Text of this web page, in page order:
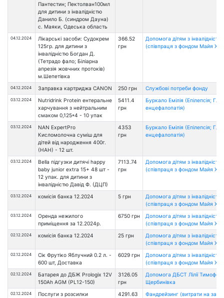
Пантестин; Пектолван100мл
для дитини з інвалідністю
Данило Б. (синдром Дауна)
с. Маяки, Одеська область
04.12.2024
Лікарські засоби: Судокрем
125гр. для дитини з
інвалідністю Богдан Д.
(Тетрадо фало; Біліарна
апрезія жовчних протоків)
м.Шепетівка
366.52
грн
Допомога дітям з інвалідністю
(співпраця з фондом Майя
04.12.2024 Заправка картриджа CANON 250 грн Службові потреби фонду
03.12.2024
Nutridrink Protein ентеральне
харчування з нейтральним
смаком 0,125*4 - 10 упак
5411.4
грн
Буркало Емілія (Епілепсія;
енцефалопатія)
03.12.2024
NAN ExpertPro
Кисломолочна суміш для
дітей від народження 400г.
(НАН) - 12 шт.
4353
грн
Буркало Емілія (Епілепсія;
енцефалопатія)
03.12.2024
Bella підгузки дитячі happy
baby junior extra 15+ 48 шт -
12 упак. для дитини з
інвалідністю Давід Ф. (ДЦП)
7113.74
грн
Допомога дітям з інвалідністю
(співпраця з фондом Майя
03.12.2024 комісія банка 12.2024 5 грн
Допомога дітям з інвалідністю
(співпраця з фондом Майя
03.12.2024
Оренда нежилого
приміщення за 12.2024р.
6750 грн
Допомога дітям з інвалідністю
(співпраця з фондом Майя
02.12.2024 комісія банка 12.2024 25 грн
Допомога дітям з інвалідністю
(співпраця з фондом Майя
02.12.2024
Сік Фрутіко Яблучний 0.2 л. -
600 шт, Доставка
6029 грн
Допомога дітям з інвалідністю
(співпраця з фондом Майя
02.12.2024
Батарея до ДБЖ Prologix 12V
150Ah AGM (PL12-150)
3126.05
грн
Допомога ДБСТ Лілії
Щербинівка
02.12.2024
Послуги з розсилки
4291.63
Фандрейзинг (витрати на